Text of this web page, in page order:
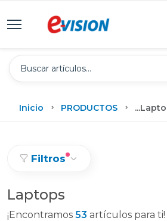
Inicio PRODUCTOS ...
Filtros
Laptops
¡Encontramos 53 artículos para ti!